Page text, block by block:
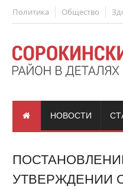
Политика Общество
НОВОСТИ
УТВЕРЖДЕНИИ